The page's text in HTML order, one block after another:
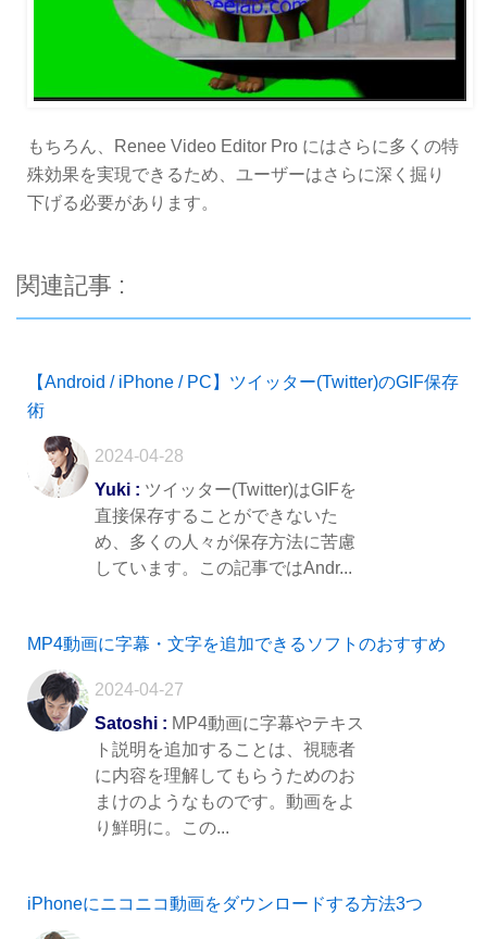
もちろん、Renee Video Editor Pro にはさらに多くの特
殊効果を実現できるため、ユーザーはさらに深く掘り
下げる必要があります。
関連記事 :
【Android / iPhone / PC】ツイッター(Twitter)のGIF保存
術
2024-04-28
Yuki : ツイッター(Twitter)はGIFを
直接保存することができないた
め、多くの人々が保存方法に苦慮
しています。この記事ではAndr...
MP4動画に字幕・文字を追加できるソフトのおすすめ
2024-04-27
Satoshi : MP4動画に字幕やテキス
ト説明を追加することは、視聴者
に内容を理解してもらうためのお
まけのようなものです。動画をよ
り鮮明に。この...
iPhoneにニコニコ動画をダウンロードする方法3つ